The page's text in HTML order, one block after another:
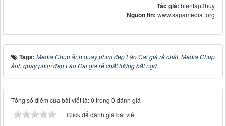
Tác giả: bientap3huy
Nguồn tin: www.sapamedia. org
Tags: Media Chụp ảnh quay phim đẹp Lào Cai giá rẻ chất, Media Chụp
ảnh quay phim đẹp Lào Cai giá rẻ chất lượng bất ngờ
Tổng số điểm của bài viết là: 0 trong 0 đánh giá
Click để đánh giá bài viết